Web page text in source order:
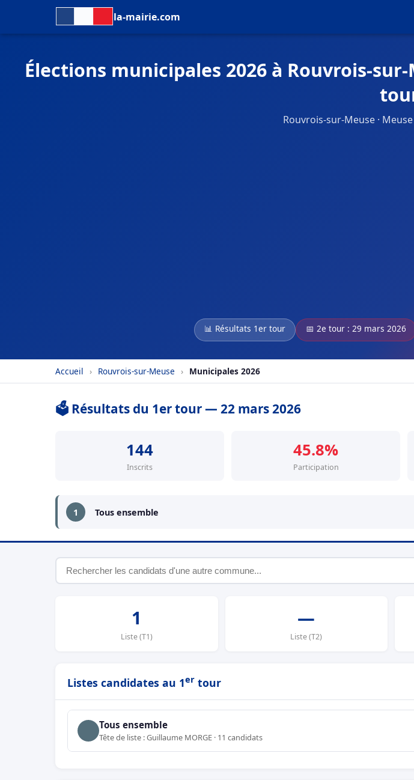
la-mairie.com
Élections municipales 2026 à Rouvrois-
Rouvrois-sur-Meuse ·
📊 Résultats 1er tour 📅 2e tour : 29 mars 2026
Accueil › Rouvrois-sur-Meuse › Municipales 2026
🗳️ Résultats du 1er tour — 22 mars 2026
144
Inscrits
45.8%
Participation
1 Tous ensemble
1
Liste (T1)
—
Liste (T2)
Listes candidates au 1er tour
Tous ensemble
Tête de liste : Guillaume MORGE · 11 candidats